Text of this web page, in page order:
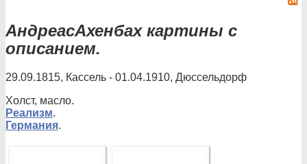
АндреасАхенбах картины с
описанием.
29.09.1815, Кассель - 01.04.1910, Дюссельдорф
Холст, масло.
Реализм.
Германия.